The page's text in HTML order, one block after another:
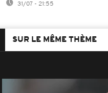
31/07 - 21:55
SUR LE MÊME THÈME